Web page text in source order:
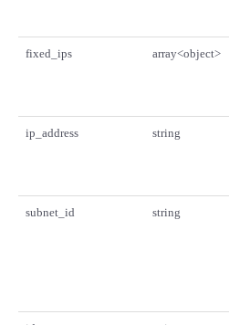
fixed_ips array<object>
ip_address string
subnet_id string